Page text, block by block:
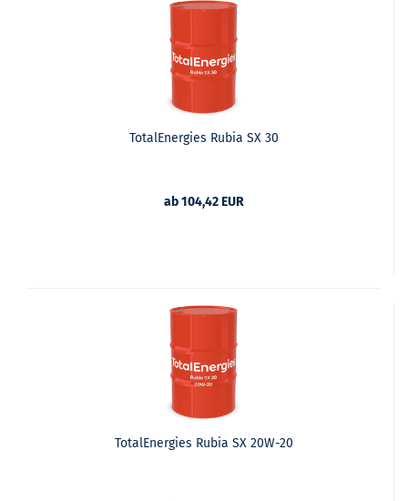
TotalEnergies Rubia SX 30
ab 104,42 EUR
TotalEnergies Rubia SX 20W-20